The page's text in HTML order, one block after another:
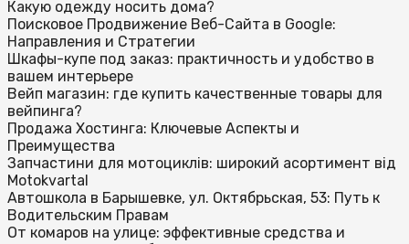
Какую одежду носить дома?
Поисковое Продвижение Веб-Сайта в Google:
Направления и Стратегии
Шкафы-купе под заказ: практичность и удобство в
вашем интерьере
Вейп магазин: где купить качественные товары для
вейпинга?
Продажа Хостинга: Ключевые Аспекты и
Преимущества
Запчастини для мотоциклів: широкий асортимент від
Motokvartal
Автошкола в Барышевке, ул. Октябрьская, 53: Путь к
Водительским Правам
От комаров на улице: эффективные средства и